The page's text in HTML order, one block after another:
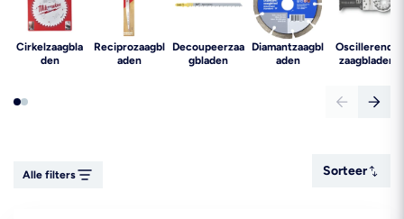
Cirkelzaagbla
den
Reciprozaagbl
aden
Decoupeerzaa
gbladen
Diamantzaagbl
aden
Oscillerende
zaagbladen
Alle filters
Sorteer
Sorteer